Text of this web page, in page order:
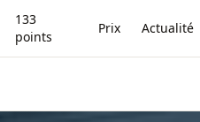
133
points
Prix Actualité